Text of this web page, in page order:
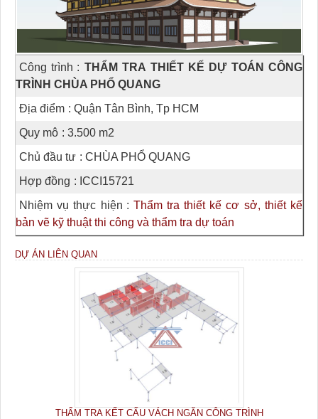
Công trình : THẨM TRA THIẾT KẾ DỰ TOÁN CÔNG
TRÌNH CHÙA PHỔ QUANG
Địa điểm : Quận Tân Bình, Tp HCM
Quy mô : 3.500 m2
Chủ đầu tư : CHÙA PHỔ QUANG
Hợp đồng : ICCI15721
Nhiệm vụ thực hiện : Thẩm tra thiết kế cơ sở, thiết kế
bản vẽ kỹ thuật thi công và thẩm tra dự toán
DỰ ÁN LIÊN QUAN
THẨM TRA KẾT CẤU VÁCH NGĂN CÔNG TRÌNH